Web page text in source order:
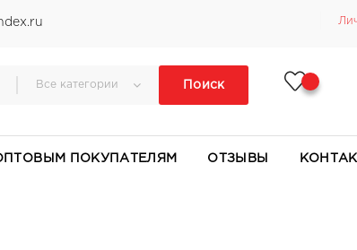
Все категории Поиск
ПОКУПАТЕЛЯМ ОТЗЫВЫ